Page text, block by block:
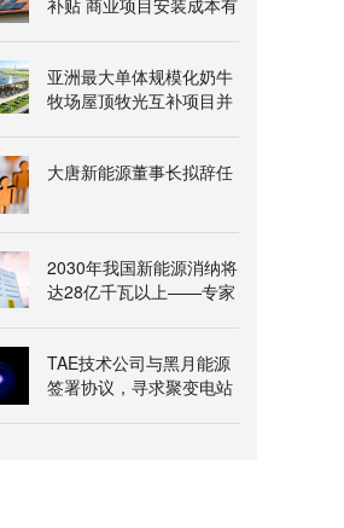
补贴 商业项目安装成本有
亚洲最大单体规模化奶牛
牧场屋顶牧光互补项目并
大唐新能源董事长拟辞任
2030年我国新能源消纳将
达28亿千瓦以上——专家
TAE技术公司与黑月能源
签署协议，寻求聚变电站